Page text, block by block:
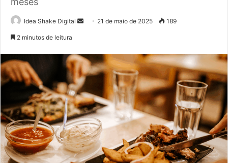
Idea Shake Digital
Mande
mail
21 de maio de 2025 189
2 minutos de leitura